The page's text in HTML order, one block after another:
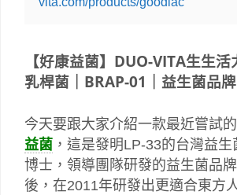
【好康益菌】DUO-VITA生生
乳桿菌｜BRAP-01｜益生菌品牌
今天要跟大家介紹一款最近嘗試
益菌 ，這是發明LP-33的台灣益
博士，領導團隊研發的益生菌品
後，在2011年研發出更適合東方